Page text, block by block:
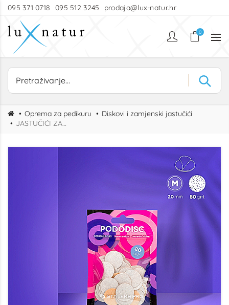
095 371 0718 095 512 3245 prodaja@lux-natur.hr
0
Oprema za pedikuru
Diskovi i zamjenski jastučići
JASTUČIĆI ZA DISK M GRIT 80